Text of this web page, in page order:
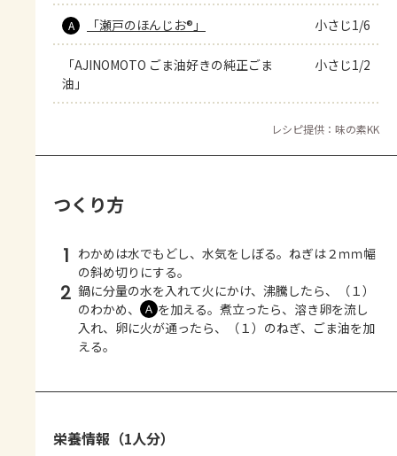
A 「瀬戸のほんじお®」 小さじ1/6
「AJINOMOTO ごま油好きの純正ごま
油」
小さじ1/2
レシピ提供：味の素KK
つくり方
1 わかめは水でもどし、水気をしぼる。ねぎは２ｍｍ幅
の斜め切りにする。
2 鍋に分量の水を入れて火にかけ、沸騰したら、（１）
のわかめ、
Ａ を加える。煮立ったら、溶き卵を流し
入れ、卵に火が通ったら、（１）のねぎ、ごま油を加
える。
栄養情報（1人分）